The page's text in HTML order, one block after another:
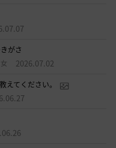
がさ
2026.07.02
えてください。